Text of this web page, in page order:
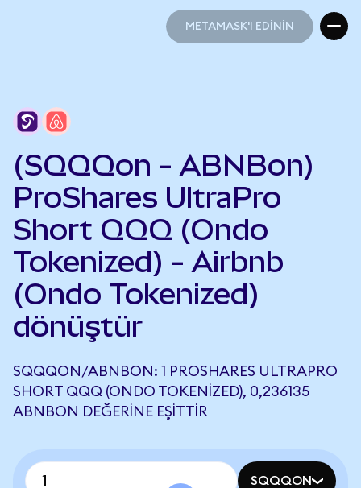
METAMASK'I EDİNİN
(SQQQon - ABNBon)
ProShares UltraPro
Short QQQ (Ondo
Tokenized) - Airbnb
(Ondo Tokenized)
dönüştür
SQQQON/ABNBON: 1 PROSHARES ULTRAPRO
SHORT QQQ (ONDO TOKENIZED), 0,236135
ABNBON DEĞERINE EŞITTIR
SQQQON